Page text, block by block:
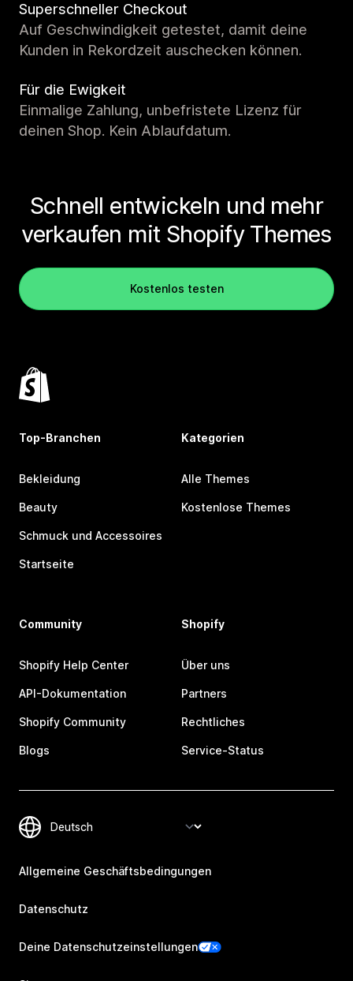
Superschneller Checkout
Auf Geschwindigkeit getestet, damit deine
Kunden in Rekordzeit auschecken können.
Für die Ewigkeit
Einmalige Zahlung, unbefristete Lizenz für
deinen Shop. Kein Ablaufdatum.
Schnell entwickeln und mehr
verkaufen mit Shopify Themes
Kostenlos testen
Top-Branchen
Bekleidung
Beauty
Schmuck und Accessoires
Startseite
Kategorien
Alle Themes
Kostenlose Themes
Community
Shopify Help Center
API-Dokumentation
Shopify Community
Blogs
Shopify
Über uns
Partners
Rechtliches
Service-Status
Allgemeine Geschäftsbedingungen
Datenschutz
Deine Datenschutzeinstellungen